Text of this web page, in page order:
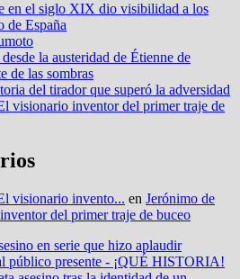
en el siglo XIX dio visibilidad a los
de España
la austeridad de Étienne de
de las sombras
del tirador que superó la adversidad
visionario inventor del primer traje de
visionario invento... en Jerónimo de
del primer traje de buceo
en serie que hizo aplaudir
público presente - ¡QUÉ HISTORIA!